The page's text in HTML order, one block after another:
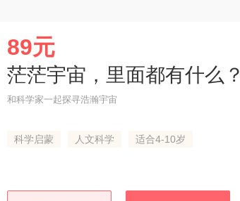
89元
茫茫宇宙，里面都有什么？
和科学家一起探寻浩瀚宇宙
科学启蒙 人文科学 适合4-10岁